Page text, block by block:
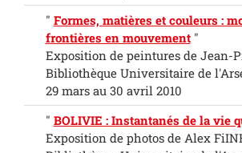
" Formes, matières et couleurs :
frontières en mouvement"
Exposition de peintures de Jean-
Bibliothèque Universitaire de
29 mars au 30 avril 2010
" BOLIVIE : Instantanés de la vie
Exposition de photos de Alex